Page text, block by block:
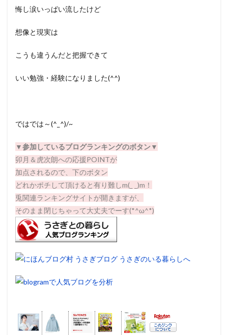
悔し涙いっぱい流したけど
想像と現実は
こうも違うんだと把握できて
いい勉強・経験になりました(^^)
ではでは～(^_^)/~
▼参加しているブログランキングのボタン▼
卯月＆虎次朗への応援POINTが
加点されるので、下のボタン
どれかポチして頂けると有り難しm(_ _)m！
兎関連ランキングサイトが開きますが、
そのまま閉じちゃって大丈夫でーす(*^ω^*)